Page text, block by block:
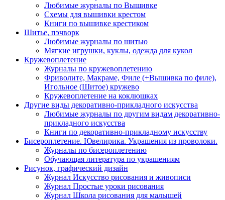
Любимые журналы по Вышивке
Схемы для вышивки крестом
Книги по вышивке крестиком
Шитье, пэчворк
Любимые журналы по шитью
Мягкие игрушки, куклы, одежда для кукол
Кружевоплетение
Журналы по кружевоплетению
Фриволите, Макраме, Филе (+Вышивка по филе),
Игольное (Шитое) кружево
Кружевоплетение на коклюшках
Другие виды декоративно-прикладного искусства
Любимые журналы по другим видам декоративно-
прикладного искусства
Книги по декоративно-прикладному искусству
Бисероплетение. Ювелирика. Украшения из проволоки.
Журналы по бисероплетению
Обучающая литература по украшениям
Рисунок, графический дизайн
Журнал Искусство рисования и живописи
Журнал Простые уроки рисования
Журнал Школа рисования для малышей